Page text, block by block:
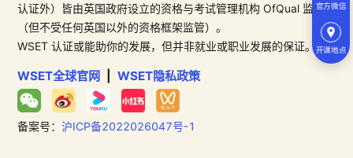
认证外）皆由英国政府设立的资格与考试管理机构 OfQual 监管
（但不受任何英国以外的资格框架监管）。
WSET 认证或能助你的发展，但并非就业或职业发展的保证。
WSET全球官网 |WSET隐私政策
备案号：沪ICP备2022026047号-1
官方微信
开课地点